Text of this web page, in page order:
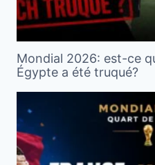
Mondial 2026: est-ce
Égypte a été truqué?